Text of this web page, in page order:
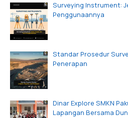
Surveying Instrument:
Penggunaannya
Standar Prosedur
Penerapan
Dinar Explore SMKN
Lapangan Bersama